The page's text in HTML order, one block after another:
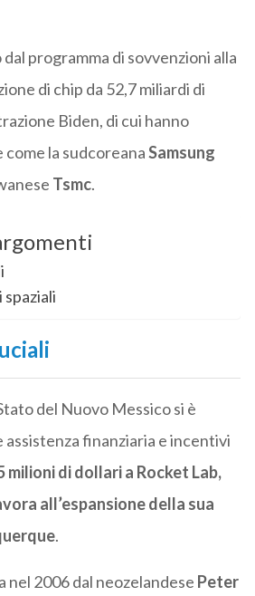
programma di sovvenzioni alla
di chip da 52,7 miliardi di
Biden, di cui hanno
la sudcoreanaSamsung
Tsmc.
spaziali
del Nuovo Messico si è
finanziaria e incentivi
milioni di dollari a Rocket Lab,
all’espansione della sua
.
nel 2006 dal neozelandese Peter